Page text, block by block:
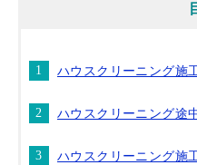
ハウスクリーニング施
ハウスクリーニング途
ハウスクリーニング施